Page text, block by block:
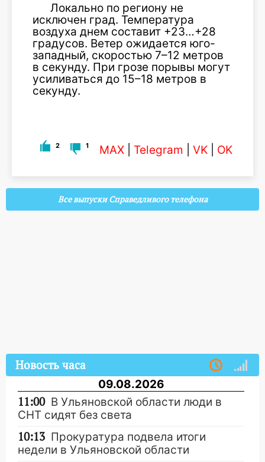
Локально по региону не
исключен град. Температура
воздуха днем составит +23…+28
градусов. Ветер ожидается юго-
западный, скоростью 7–12 метров
в секунду. При грозе порывы могут
усиливаться до 15–18 метров в
секунду.
2 1 MAX Telegram VK OK
Все выпуски Справедливого телефона
Новость часа
09.08.2026
11:00 В Ульяновской области люди в
СНТ сидят без света
10:13 Прокуратура подвела итоги
недели в Ульяновской области